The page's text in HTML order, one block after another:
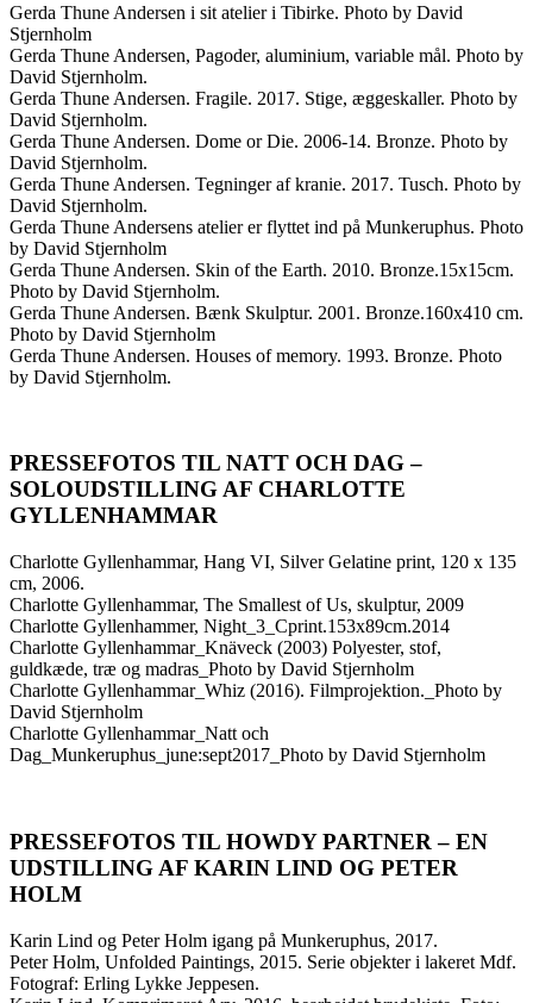
Gerda Thune Andersen i sit atelier i Tibirke. Photo by David
Stjernholm
Gerda Thune Andersen, Pagoder, aluminium, variable mål. Photo by
David Stjernholm.
Gerda Thune Andersen. Fragile. 2017. Stige, æggeskaller. Photo by
David Stjernholm.
Gerda Thune Andersen. Dome or Die. 2006-14. Bronze. Photo by
David Stjernholm.
Gerda Thune Andersen. Tegninger af kranie. 2017. Tusch. Photo by
David Stjernholm.
Gerda Thune Andersens atelier er flyttet ind på Munkeruphus. Photo
by David Stjernholm
Gerda Thune Andersen. Skin of the Earth. 2010. Bronze.15x15cm.
Photo by David Stjernholm.
Gerda Thune Andersen. Bænk Skulptur. 2001. Bronze.160x410 cm.
Photo by David Stjernholm
Gerda Thune Andersen. Houses of memory. 1993. Bronze. Photo
by David Stjernholm.
PRESSEFOTOS TIL NATT OCH DAG –
SOLOUDSTILLING AF CHARLOTTE
GYLLENHAMMAR
Charlotte Gyllenhammar, Hang VI, Silver Gelatine print, 120 x 135
cm, 2006.
Charlotte Gyllenhammar, The Smallest of Us, skulptur, 2009
Charlotte Gyllenhammer, Night_3_Cprint.153x89cm.2014
Charlotte Gyllenhammar_Knäveck (2003) Polyester, stof,
guldkæde, træ og madras_Photo by David Stjernholm
Charlotte Gyllenhammar_Whiz (2016). Filmprojektion._Photo by
David Stjernholm
Charlotte Gyllenhammar_Natt och
Dag_Munkeruphus_june:sept2017_Photo by David Stjernholm
PRESSEFOTOS TIL HOWDY PARTNER – EN
UDSTILLING AF KARIN LIND OG PETER
HOLM
Karin Lind og Peter Holm igang på Munkeruphus, 2017.
Peter Holm, Unfolded Paintings, 2015. Serie objekter i lakeret Mdf.
Fotograf: Erling Lykke Jeppesen.